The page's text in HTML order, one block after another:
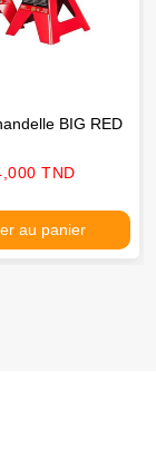
BIG RED
TND
au panier